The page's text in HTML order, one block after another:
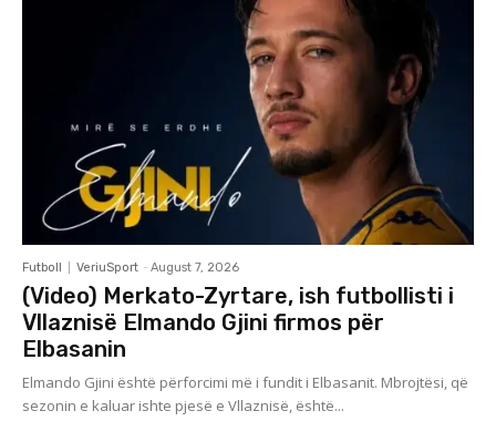
Futboll VeriuSport - August 7, 2026
(Video) Merkato-Zyrtare, ish futbollisti i
Vllaznisë Elmando Gjini firmos për
Elbasanin
Elmando Gjini është përforcimi më i fundit i Elbasanit. Mbrojtësi, që
sezonin e kaluar ishte pjesë e Vllaznisë, është...